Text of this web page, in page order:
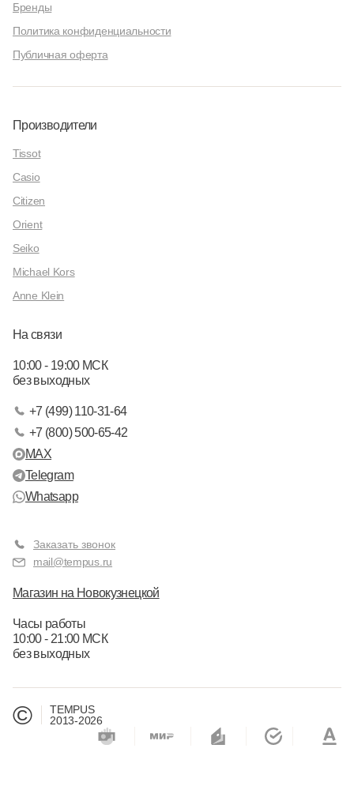
Бренды
Политика конфиденциальности
Публичная оферта
Производители
Tissot
Casio
Citizen
Orient
Seiko
Michael Kors
Anne Klein
На связи
10:00 - 19:00 МСК
без выходных
+7 (499) 110-31-64
+7 (800) 500-65-42
MAX
Telegram
Whatsapp
Заказать звонок
mail@tempus.ru
Магазин на Новокузнецкой
Часы работы
10:00 - 21:00 МСК
без выходных
©
TEMPUS
2013-2026